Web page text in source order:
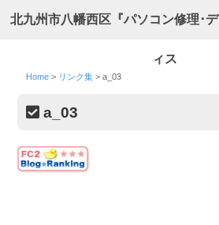
北九州市八幡西区『パソコン修理･
ィス
Home > リンク集 >a_03
a_03